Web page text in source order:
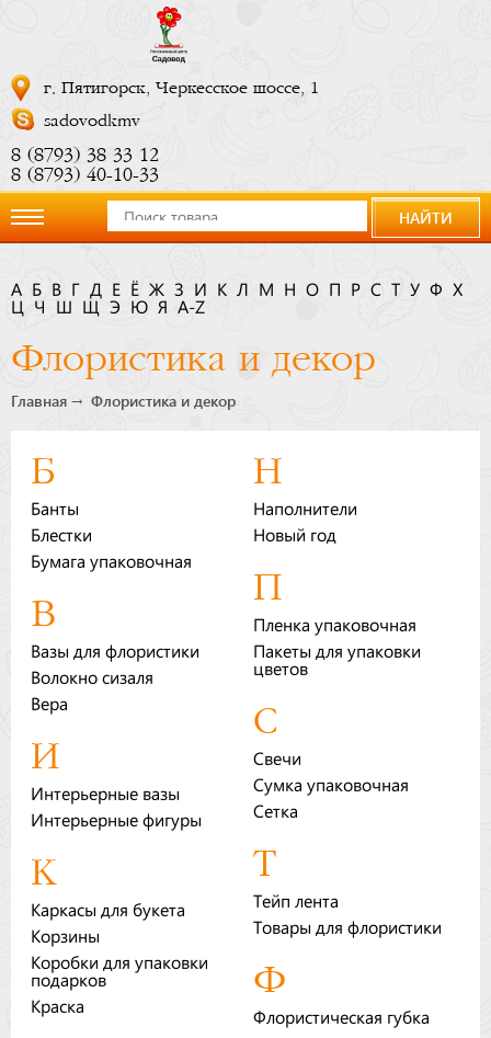
г. Пятигорск, Черкесское шоссе, 1
sadovodkmv
8 (8793) 38 33 12
8 (8793) 40-10-33
компании
Новости
сейчас
Бренды
Доставка
Оптовикам
НАЙТИ
А Б В Г Д Е Ё Ж З И К Л М Н О П Р С Т У Ф
Х
Ч Э Ю Я A-Z
Флористика и декор
Главная Флористика и декор
Б
Банты
Блестки
Бумага упаковочная
В
Вазы для флористики
Волокно сизаля
Вера
И
Интерьерные вазы
Интерьерные фигуры
К
Каркасы для букета
Корзины
Коробки для упаковки
подарков
Краска
Н
Наполнители
Новый год
П
Пленка упаковочная
Пакеты для упаковки
цветов
С
Свечи
Сумка упаковочная
Сетка
Т
Тейп лента
Товары для флористики
Ф
Флористическая губка